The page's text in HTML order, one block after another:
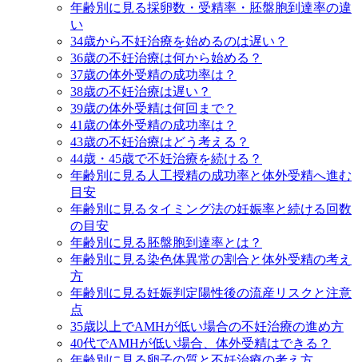
年齢別に見る採卵数・受精率・胚盤胞到達率の違
い
34歳から不妊治療を始めるのは遅い？
36歳の不妊治療は何から始める？
37歳の体外受精の成功率は？
38歳の不妊治療は遅い？
39歳の体外受精は何回まで？
41歳の体外受精の成功率は？
43歳の不妊治療はどう考える？
44歳・45歳で不妊治療を続ける？
年齢別に見る人工授精の成功率と体外受精へ進む
目安
年齢別に見るタイミング法の妊娠率と続ける回数
の目安
年齢別に見る胚盤胞到達率とは？
年齢別に見る染色体異常の割合と体外受精の考え
方
年齢別に見る妊娠判定陽性後の流産リスクと注意
点
35歳以上でAMHが低い場合の不妊治療の進め方
40代でAMHが低い場合、体外受精はできる？